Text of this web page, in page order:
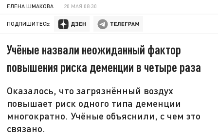
ЕЛЕНА ШМАКОВА 20 МАЯ 08:30
ПОДПИШИТЕСЬ:
Учёные назвали неожиданный фактор
повышения риска деменции в четыре раза
Оказалось, что загрязнённый воздух
повышает риск одного типа деменции
многократно. Учёные объяснили, с чем это
связано.